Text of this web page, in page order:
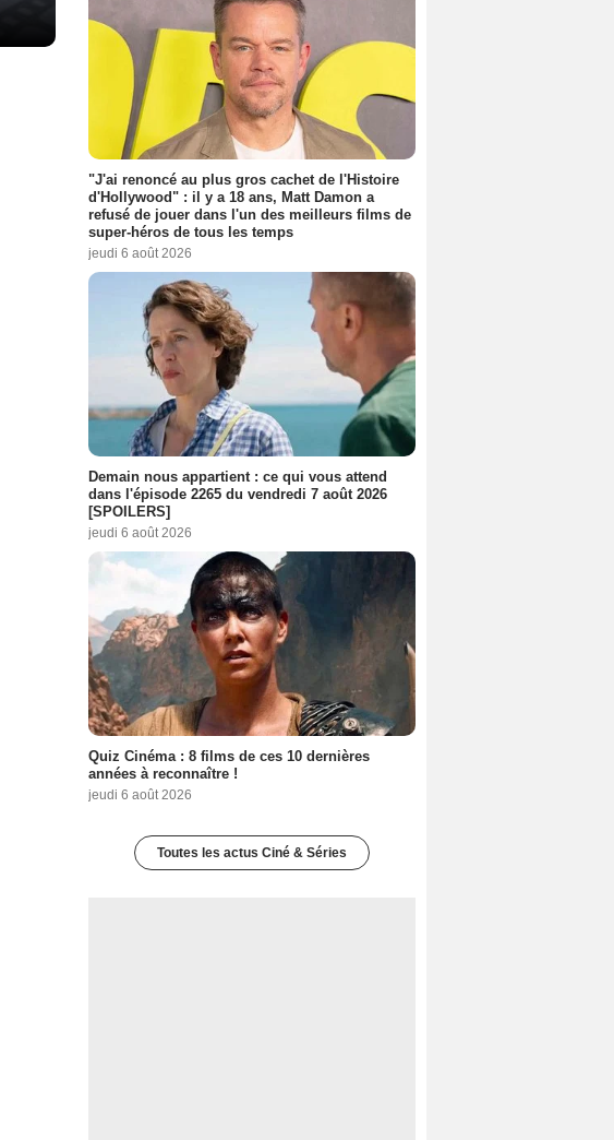
"J'ai renoncé au plus gros cachet de l'Histoire
d'Hollywood" : il y a 18 ans, Matt Damon a
refusé de jouer dans l'un des meilleurs films de
super-héros de tous les temps
jeudi 6 août 2026
Demain nous appartient : ce qui vous attend
dans l'épisode 2265 du vendredi 7 août 2026
[SPOILERS]
jeudi 6 août 2026
Quiz Cinéma : 8 films de ces 10 dernières
années à reconnaître !
jeudi 6 août 2026
Toutes les actus Ciné & Séries